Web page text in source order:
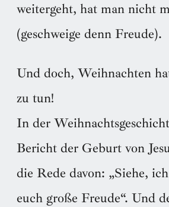
weitergeht, hat man nicht
(geschweige denn Freude).
Und doch, Weihnachten
zu tun!
In der
Bericht der Geburt von
die Rede davon: „Siehe,
euch große Freude“. Und